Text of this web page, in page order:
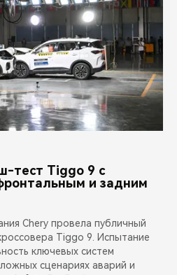
тест Tiggo 9 с
и задним
Chery провела публичный
Tiggo 9. Испытание
ключевых систем
сценариях аварий и